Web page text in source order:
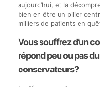
aujourd’hui, et la
bien en être un pilier
milliers de patients en
Vous souffrez d’un
répond peu ou pas
conservateurs?